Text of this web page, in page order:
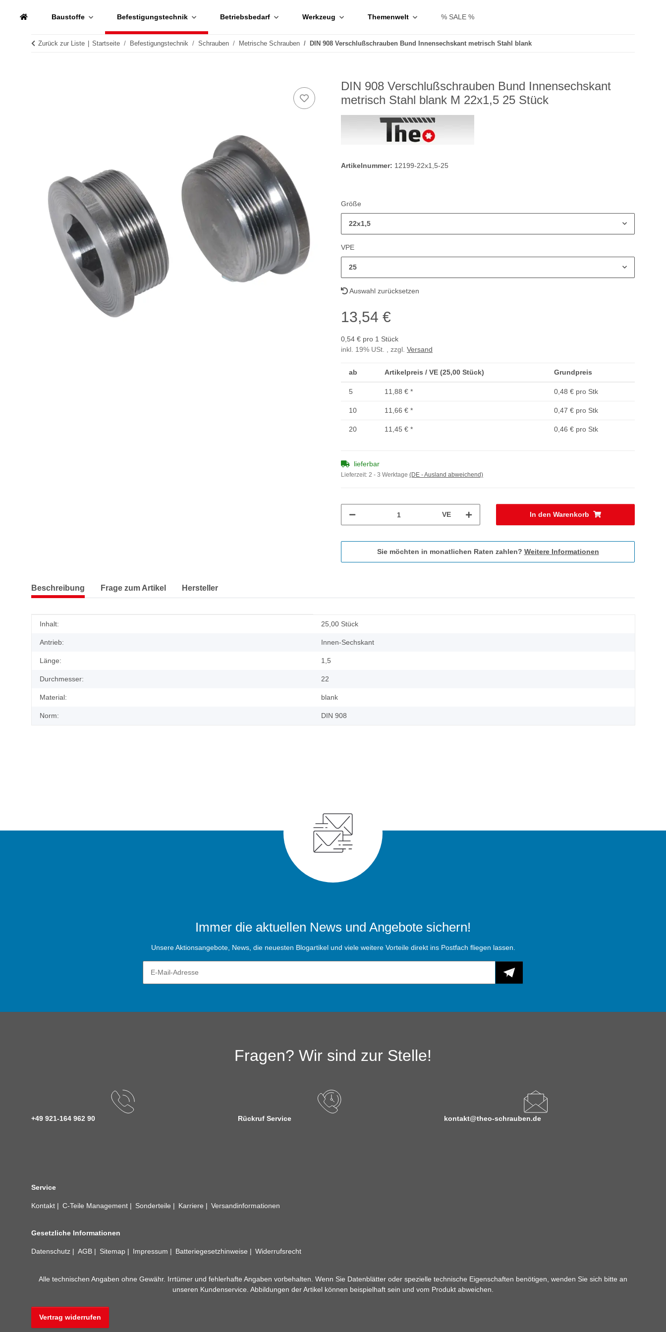
Baustoffe Befestigungstechnik Betriebsbedarf Werkzeug Themenwelt % SALE %
Zurück zur Liste Startseite Befestigungstechnik Schrauben Metrische Schrauben DIN 908 Verschlußschrauben Bund Innensechskant metrisch Stahl blank
DIN 908 Verschlußschrauben Bund Innensechskant
metrisch Stahl blank M 22x1,5 25 Stück
Artikelnummer: 12199-22x1,5-25
Größe
22x1,5
VPE
25
Auswahl zurücksetzen
13,54 €
0,54 € pro 1 Stück
inkl. 19% USt. , zzgl. Versand
ab Artikelpreis / VE (25,00 Stück) Grundpreis
5 11,88 € * 0,48 € pro Stk
10 11,66 € * 0,47 € pro Stk
20 11,45 € * 0,46 € pro Stk
lieferbar
Lieferzeit: 2 - 3 Werktage (DE - Ausland abweichend)
VE In den Warenkorb
Sie möchten in monatlichen Raten zahlen? Weitere Informationen
Beschreibung Frage zum Artikel Hersteller
Produkteigenschaft
Wert
Inhalt: 25,00 Stück
Antrieb: Innen-Sechskant
Länge: 1,5
Durchmesser: 22
Material: blank
Norm: DIN 908
Immer die aktuellen News und Angebote sichern!
Unsere Aktionsangebote, News, die neuesten Blogartikel und viele weitere Vorteile direkt ins Postfach fliegen lassen.
Fragen? Wir sind zur Stelle!
+49 921-164 962 90 Rückruf Service kontakt@theo-schrauben.de
Service
Kontakt C-Teile Management Sonderteile Karriere Versandinformationen
Gesetzliche Informationen
Datenschutz AGB Sitemap Impressum Batteriegesetzhinweise Widerrufsrecht
Alle technischen Angaben ohne Gewähr. Irrtümer und fehlerhafte Angaben vorbehalten. Wenn Sie Datenblätter oder spezielle technische Eigenschaften benötigen, wenden Sie sich bitte an
unseren Kundenservice. Abbildungen der Artikel können beispielhaft sein und vom Produkt abweichen.
Vertrag widerrufen